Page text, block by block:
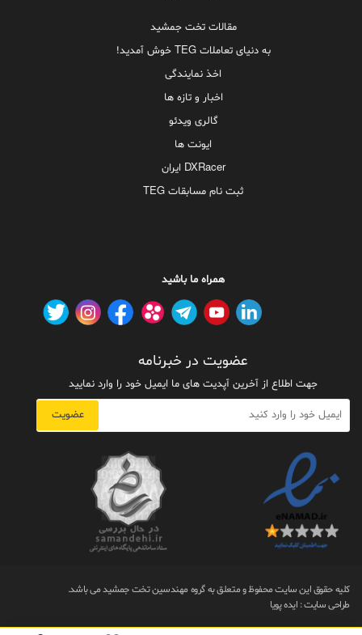
مقالات تخت جمشید
به دنیای تعاملات TEG خوش آمدید!
اخذ نمایندگی
اخبار و تازه ها
گالری ویدئو
ایونت ها
DXRacer ایران
ثبت نام مسابقات TEG
همراه ما باشید
عضویت در خبرنامه
جهت اطلاع از آخرین آپدیت های ما ایمیل خود را وارد نمایید
عضویت
کلیه حقوق این سایت محفوظ و متعلق به گروه مهندسین تخت جمشید می باشد.
طراحی سایت: ایده پویا